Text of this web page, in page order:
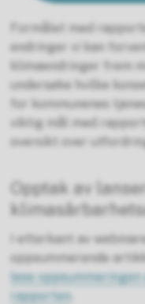
Formålet med
endringer vi kan
klimaendringer frem
undersøke hvilke
for kommunenes
viktig mål med
oversikt over
Opptak av
I etterkant av
oppsummerende
lese
rapporten